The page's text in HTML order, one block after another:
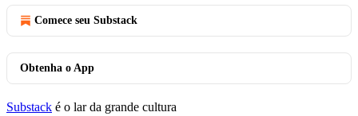
Comece seu Substack
Obtenha o App
Substack é o lar da grande cultura